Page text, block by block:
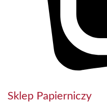
Sklep Papierniczy